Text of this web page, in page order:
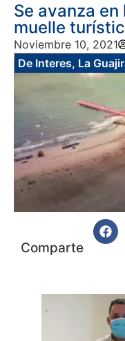
Se avanza
muelle
Noviembre 10, 2021
De Interes, La
Comparte